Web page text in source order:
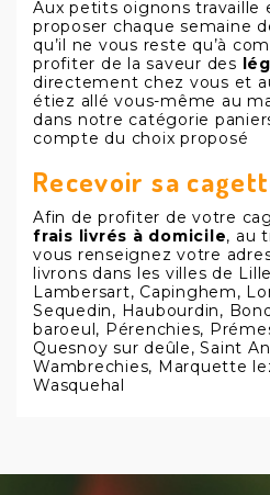
Aux petits oignons travaille
proposer chaque semaine
qu’il ne vous reste qu’à
profiter de la saveur des
directement chez vous et
étiez allé vous-même au
dans notre catégorie
compte du choix proposé
Recevoir sa
Afin de profiter de votre
frais livrés à domicile, au
vous renseignez votre
livrons dans les villes de
Lambersart, Capinghem,
Sequedin, Haubourdin,
baroeul, Pérenchies,
Quesnoy sur deûle, Saint
Wambrechies, Marquette
Wasquehal